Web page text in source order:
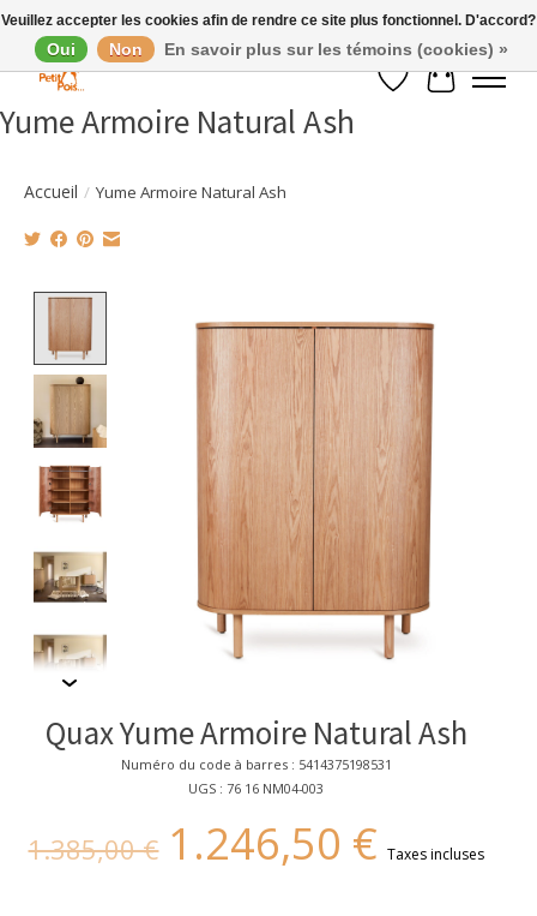
Liste de souhaits
Panier
Yume Armoire Natural Ash
Accueil / Yume Armoire Natural Ash
Quax Yume Armoire Natural Ash
Numéro du code à barres : 5414375198531
UGS : 76 16 NM04-003
1.385,00 € 1.246,50 € Taxes incluses
Veuillez accepter les cookies afin de rendre ce site plus fonctionnel. D'accord?
Oui Non En savoir plus sur les témoins (cookies) »